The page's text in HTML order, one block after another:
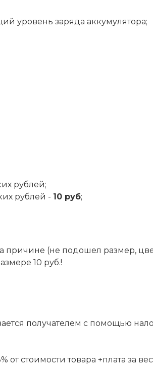
уровень заряда аккумулятора;
рублей;
рублей - 10 руб;
причине (не подошел размер,
10 руб.!
получателем с помощью
стоимости товара +плата за вес